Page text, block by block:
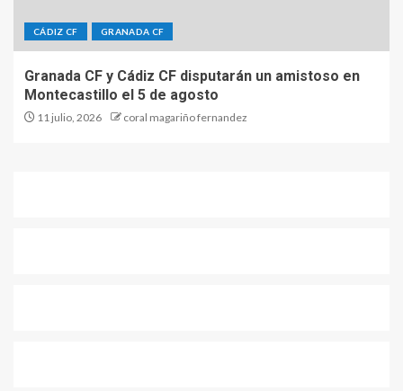
CÁDIZ CF GRANADA CF
Granada CF y Cádiz CF disputarán un amistoso en
Montecastillo el 5 de agosto
11 julio, 2026 coral magariño fernandez